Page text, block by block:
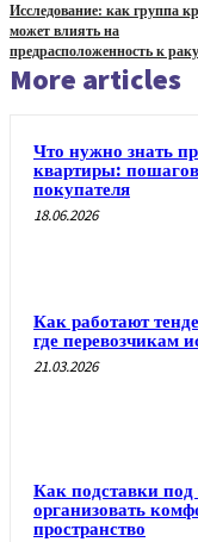
Исследование: как группа
может влиять на
предрасположенность к
More articles
Что нужно знать
квартиры:
покупателя
18.06.2026
Как работают
где перевозчикам
21.03.2026
Как подставки
организовать
пространство